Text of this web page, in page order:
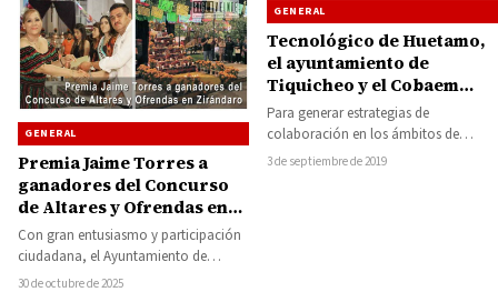
GENERAL
Premia Jaime Torres a
ganadores del Concurso
de Altares y Ofrendas en
Zirándaro
Con gran entusiasmo y participación
ciudadana, el Ayuntamiento de
Zirándaro, encabezado por el
30 de octubre de 2025
GENERAL
Tecnológico de Huetamo,
el ayuntamiento de
Tiquicheo y el Cobaem
aliados por una mejor
educación
Para generar estrategias de
colaboración en los ámbitos de
vinculación, capacitación,
3 de septiembre de 2019